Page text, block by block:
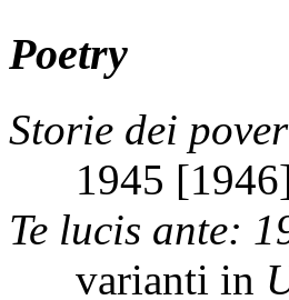
Poetry
Storie dei
1945
Te lucis ante:
varianti in